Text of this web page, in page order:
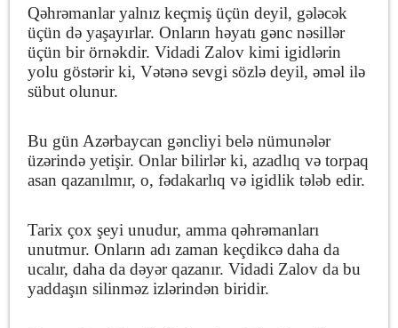
Qəhrəmanlar yalnız keçmiş üçün deyil, gələcək
üçün də yaşayırlar. Onların həyatı gənc nəsillər
üçün bir örnəkdir. Vidadi Zalov kimi igidlərin
yolu göstərir ki, Vətənə sevgi sözlə deyil, əməl ilə
sübut olunur.
Bu gün Azərbaycan gəncliyi belə nümunələr
üzərində yetişir. Onlar bilirlər ki, azadlıq və torpaq
asan qazanılmır, o, fədakarlıq və igidlik tələb edir.
Tarix çox şeyi unudur, amma qəhrəmanları
unutmur. Onların adı zaman keçdikcə daha da
ucalır, daha da dəyər qazanır. Vidadi Zalov da bu
yaddaşın silinməz izlərindən biridir.